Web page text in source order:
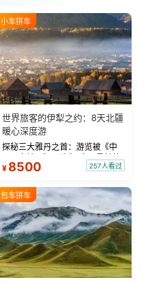
小车拼车
世界旅客的伊犁之约：8天北疆
暖心深度游
探秘三大雅丹之首：游览被《中
国国家地理》评选为“中国最美的
三大雅丹”第一名的克拉玛依魔鬼
瓦人最大村落——禾木村，欣赏
晨雾与小木...
¥ 8500 257人看过
包车拼车